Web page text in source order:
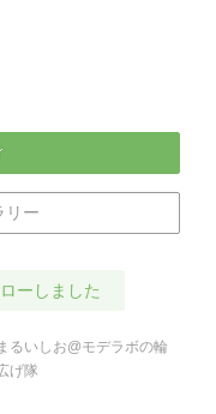
リー
ーしました
るいしお@モデラボの輪
げ隊